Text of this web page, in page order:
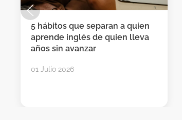
5 hábitos que separan a quien
aprende inglés de quien lleva
años sin avanzar
01 Julio 2026